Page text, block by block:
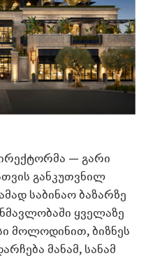
— გარი
განკუთვნილ
საბინაო ბაზარზე
ყველაზე
მოლოდინით, ბიზნეს
მანამ, სანამ